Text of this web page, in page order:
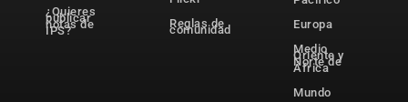
¿Quieres
publicar
notas de
IPS?
Reglas de
comunidad
Europa
Medio
Oriente y
Norte de
África
Mundo